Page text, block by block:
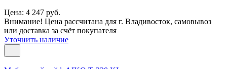
Цена: 4 247 руб.
Внимание! Цена рассчитана для г. Владивосток, самовывоз
или доставка за счёт покупателя
Уточнить наличие